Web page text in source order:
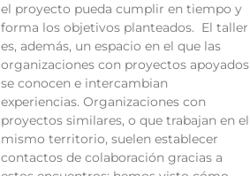
el proyecto pueda cumplir en tiempo y
forma los objetivos planteados. El taller
es, además, un espacio en el que las
organizaciones con proyectos apoyados
se conocen e intercambian
experiencias. Organizaciones con
proyectos similares, o que trabajan en el
mismo territorio, suelen establecer
contactos de colaboración gracias a